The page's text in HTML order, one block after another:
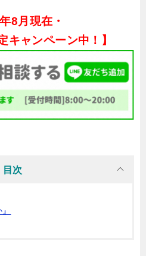
8月現在・
キャンペーン中！】
目次